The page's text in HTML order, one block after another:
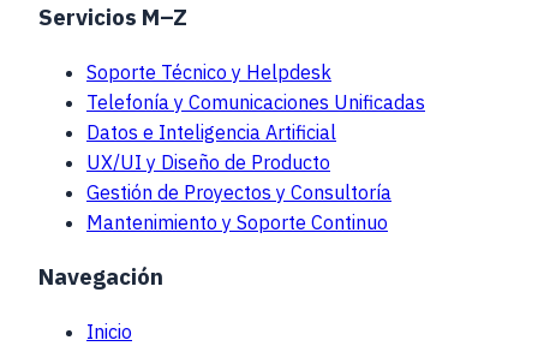
Servicios M–Z
Soporte Técnico y Helpdesk
Telefonía y Comunicaciones Unificadas
Datos e Inteligencia Artificial
UX/UI y Diseño de Producto
Gestión de Proyectos y Consultoría
Mantenimiento y Soporte Continuo
Navegación
Inicio